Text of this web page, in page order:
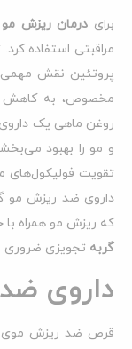
برای درمان ریزش مو
پروتئین نقش مهمی
مخصوص، به کاهش
روغن ماهی یک
و مو را بهبود
تقویت فولیکول‌های
داروی ضد ریزش مو
که ریزش مو همراه
گربه تجویزی
داروی